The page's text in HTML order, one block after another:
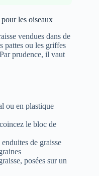
les oiseaux
vendues dans de
pattes ou les griffes
prudence, il vaut
ou en plastique
le bloc de
de graisse
posées sur un